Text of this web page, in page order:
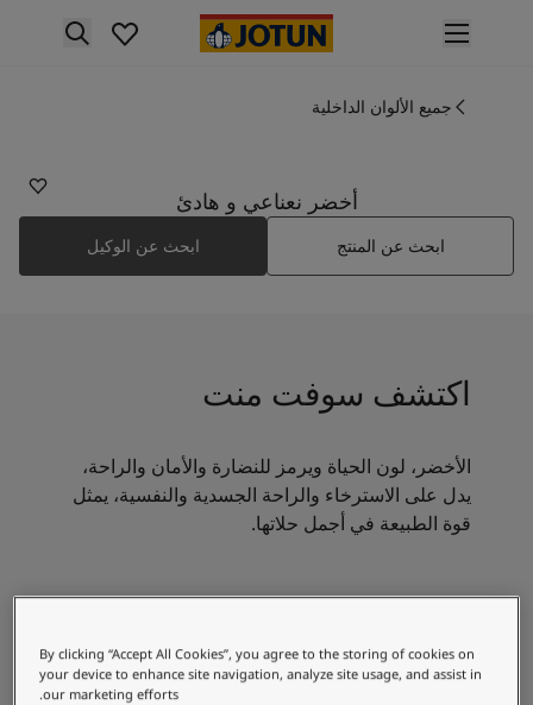
nav label
منتجات الدهان الداخلي
جميع المنتجات الخارجية
الألوان
ألوان الدهانات الداخلية
جميع ألوان الديكور الداخلي
Colour tools
إلهام ألوان الدهان الداخلي
إلهام ألوان الدهان الخارجي
أحجز خدمات الدهان
البحث عن موزع جوتن
مستندات المنتجات
جميع الألوان الداخلية
أخضر نعناعي و هادئ
ابحث عن المنتج ابحث عن الوكيل
اكتشف سوفت منت
الأخضر، لون الحياة ويرمز للنضارة والأمان والراحة،
يدل على الاسترخاء والراحة الجسدية والنفسية، يمثل
قوة الطبيعة في أجمل حلاتها.
7236
By clicking “Accept All Cookies”, you agree to the storing of cookies on
your device to enhance site navigation, analyze site usage, and assist in
our marketing efforts.